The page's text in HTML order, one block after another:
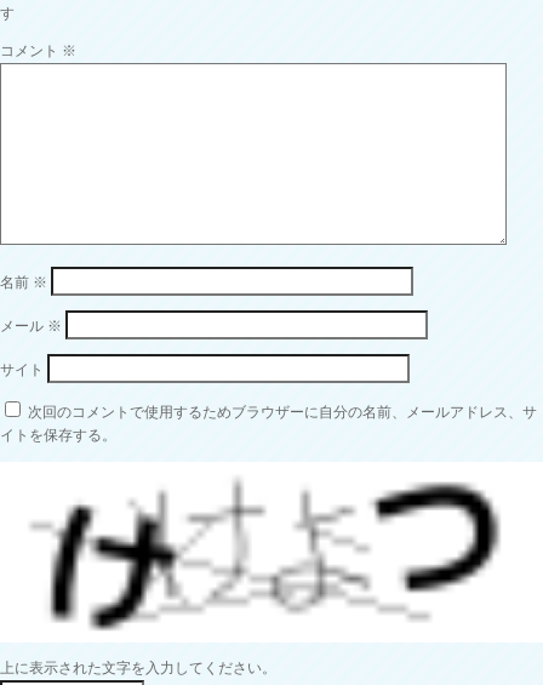
す
コメント ※
名前 ※
メール ※
サイト
次回のコメントで使用するためブラウザーに自分の名前、メールアドレス、サ
イトを保存する。
上に表示された文字を入力してください。